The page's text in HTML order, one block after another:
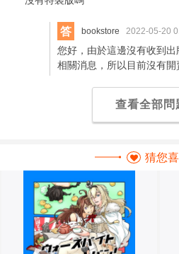
答 bookstore 2022-05-20
您好，由於這邊沒有收到
相關消息，所以目前沒有開
查看全部問
猜您